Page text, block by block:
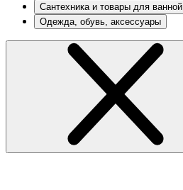
Сантехника и товары для ванной
Одежда, обувь, аксессуары